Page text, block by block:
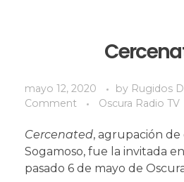
mayo 12, 2020 by Rugidos
Comment
Oscura Radio TV
Cercenated, agrupación
Sogamoso, fue la invitada
pasado 6 de mayo de